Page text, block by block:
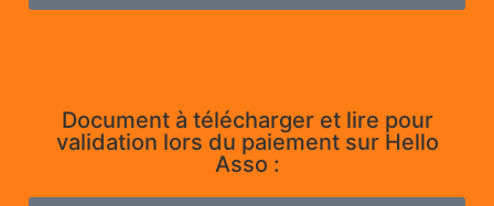
Document à télécharger et lire pour
validation lors du paiement sur Hello
Asso :